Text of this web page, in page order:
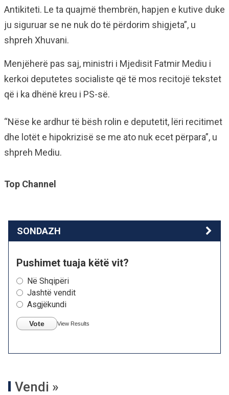
Antikiteti. Le ta quajmë thembrën, hapjen e kutive duke
ju siguruar se ne nuk do të përdorim shigjeta”, u
shpreh Xhuvani.
Menjëherë pas saj, ministri i Mjedisit Fatmir Mediu i
kerkoi deputetes socialiste që të mos recitojë tekstet
që i ka dhënë kreu i PS-së.
“Nëse ke ardhur të bësh rolin e deputetit, lëri recitimet
dhe lotët e hipokrizisë se me ato nuk ecet përpara”, u
shpreh Mediu.
Top Channel
SONDAZH
Pushimet tuaja këtë vit?
Në Shqipëri
Jashtë vendit
Asgjëkundi
Vote View Results
Vendi »